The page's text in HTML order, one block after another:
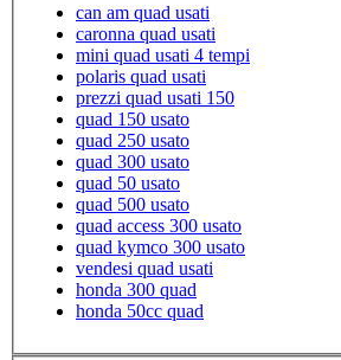
can am quad usati
caronna quad usati
mini quad usati 4 tempi
polaris quad usati
prezzi quad usati 150
quad 150 usato
quad 250 usato
quad 300 usato
quad 50 usato
quad 500 usato
quad access 300 usato
quad kymco 300 usato
vendesi quad usati
honda 300 quad
honda 50cc quad